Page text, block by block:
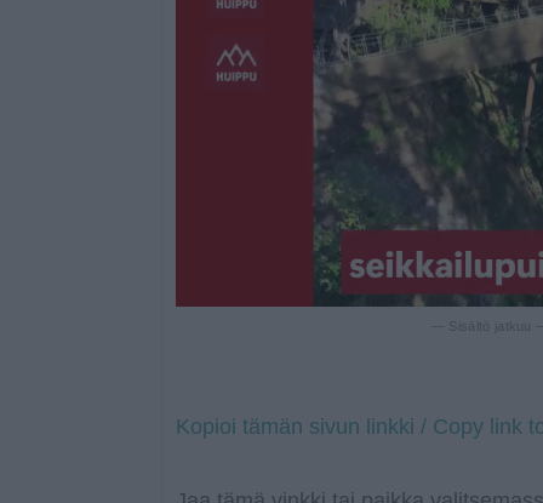
— Sisältö jatkuu —
Kopioi tämän sivun linkki / Copy link